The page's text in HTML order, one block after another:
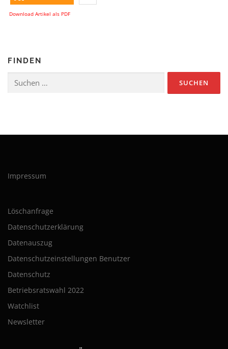
Download Artikel als PDF
FINDEN
nach:
Impressum
Löschanfrage
Datenschutzerklärung
Datenauszug
Datenschutzeinstellungen Benutzer
Datenschutz
Betriebsratswahl 2022
Watchlist
Newsletter